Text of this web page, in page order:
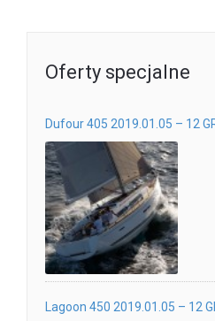
Oferty specjalne
Dufour 405 2019.01.05 – 12
Lagoon 450 2019.01.05 – 12